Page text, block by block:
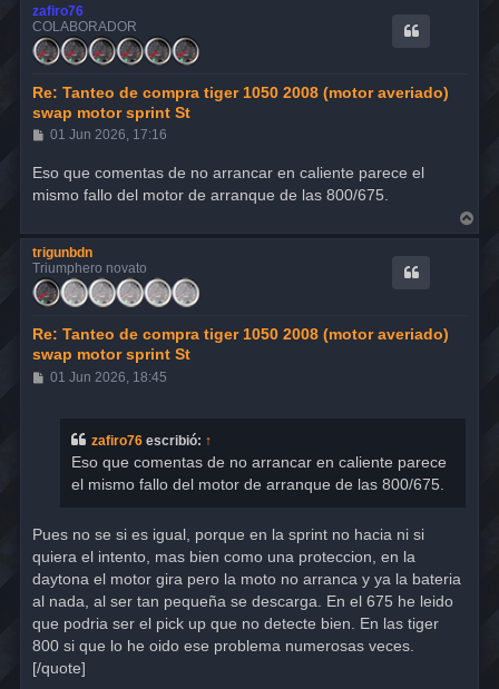
zafiro76
COLABORADOR
Re: Tanteo de compra tiger 1050 2008 (motor averiado)
swap motor sprint St
M
s
a
01 Jun 2026, 17:16
Eso que comentas de no arrancar en caliente parece el
mismo fallo del motor de arranque de las 800/675.
r
trigunbdn
Triumphero novato
Re: Tanteo de compra tiger 1050 2008 (motor averiado)
swap motor sprint St
M
01 Jun 2026, 18:45
zafiro76 escribió: ↑
Eso que comentas de no arrancar en caliente parece
el mismo fallo del motor de arranque de las 800/675.
Pues no se si es igual, porque en la sprint no hacia ni si
quiera el intento, mas bien como una proteccion, en la
daytona el motor gira pero la moto no arranca y ya la bateria
al nada, al ser tan pequeña se descarga. En el 675 he leido
que podria ser el pick up que no detecte bien. En las tiger
800 si que lo he oido ese problema numerosas veces.
[/quote]